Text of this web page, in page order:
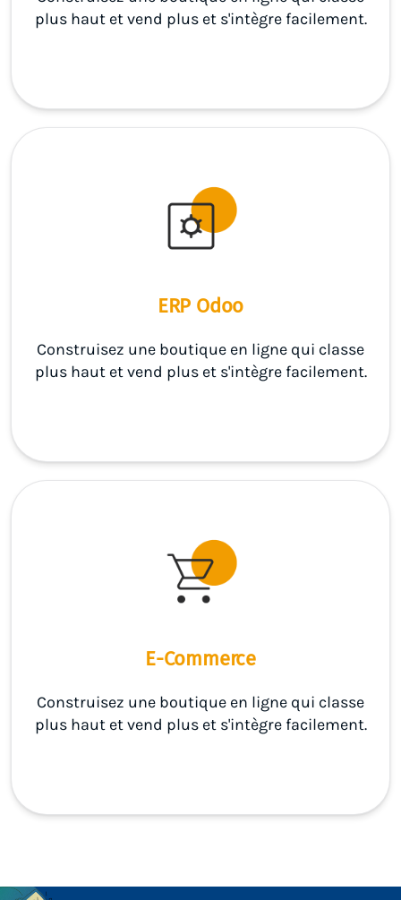
plus haut et vend plus et s'intègre facilement.
ERP Odoo
Construisez une boutique en ligne qui classe
plus haut et vend plus et s'intègre facilement.
E-Commerce
Construisez une boutique en ligne qui classe
plus haut et vend plus et s'intègre facilement.